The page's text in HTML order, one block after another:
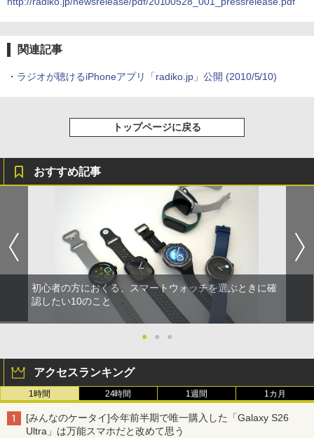
関連記事
・ ラジオが聴けるiPhoneアプリ「radiko.jp」公開 (2010/5/10)
トップページに戻る
おすすめ記事
初心者の方におくる、スマートウォッチを選ぶときに確
認したい10のこと
● ● ●
アクセスランキング
1時間 24時間 1週間 1カ月
[みんなのケータイ]今年前半期で唯一購入した「Galaxy S26
Ultra」は万能スマホだと改めて思う